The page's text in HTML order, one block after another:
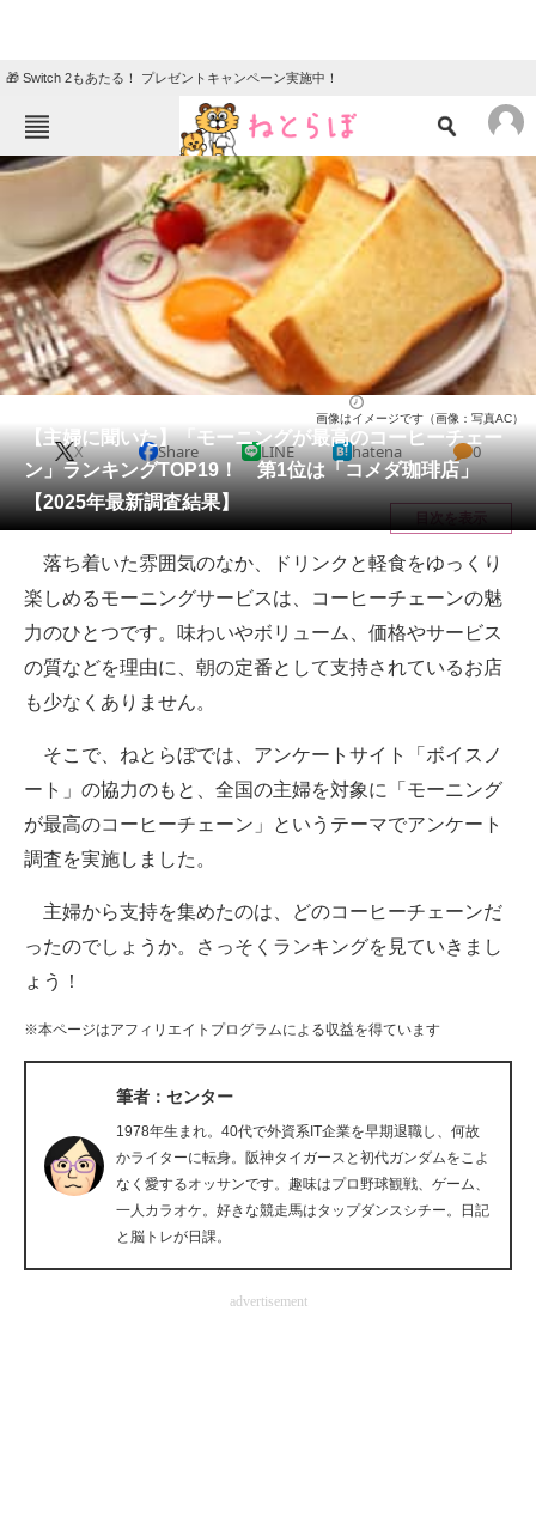
🎁 Switch 2もあたる！ プレゼントキャンペーン実施中！
ねとらぼメニュー
ニュース
エンタメ クイズ
グルメ 地域
住まい 教育・育児
動物 リサーチ
会員記事
メディア
注目記事を集めた総合ページ
ITの今と未来を見通す
スマホと通信の最新トレンド
ビジネスと働き方のヒント
経営リーダーのコミュニティ
企業向けIT製品の総合サイト
IT製品の技術・比較・事例
製造業のIT導入・活用を支援
エレクトロニクス専門サイト
【主婦に聞いた】「モーニングが最高のコーヒーチェー
ン」ランキングTOP19！ 第1位は「コメダ珈琲店」
【2025年最新調査結果】
画像はイメージです（画像：写真AC）
X Share LINE hatena 0
目次を表示
落ち着いた雰囲気のなか、ドリンクと軽食をゆっくり
楽しめるモーニングサービスは、コーヒーチェーンの魅
力のひとつです。味わいやボリューム、価格やサービス
の質などを理由に、朝の定番として支持されているお店
も少なくありません。
そこで、ねとらぼでは、アンケートサイト「ボイスノ
ート」の協力のもと、全国の主婦を対象に「モーニング
が最高のコーヒーチェーン」というテーマでアンケート
調査を実施しました。
主婦から支持を集めたのは、どのコーヒーチェーンだ
ったのでしょうか。さっそくランキングを見ていきまし
ょう！
※本ページはアフィリエイトプログラムによる収益を得ています
筆者：センター
1978年生まれ。40代で外資系IT企業を早期退職し、何故
かライターに転身。阪神タイガースと初代ガンダムをこよ
なく愛するオッサンです。趣味はプロ野球観戦、ゲーム、
一人カラオケ。好きな競走馬はタップダンスシチー。日記
と脳トレが日課。
advertisement